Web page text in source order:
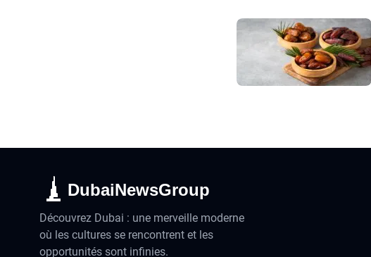
DubaiNewsGroup
Découvrez Dubai : une merveille moderne
où les cultures se rencontrent et les
opportunités sont infinies.